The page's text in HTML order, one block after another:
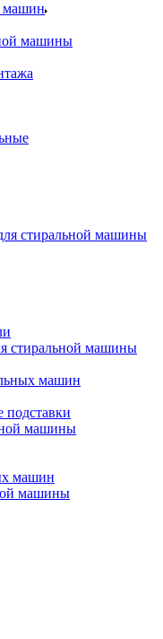
машин
машины
стиральной машины
стиральной машины
машин
машины
машин
машины